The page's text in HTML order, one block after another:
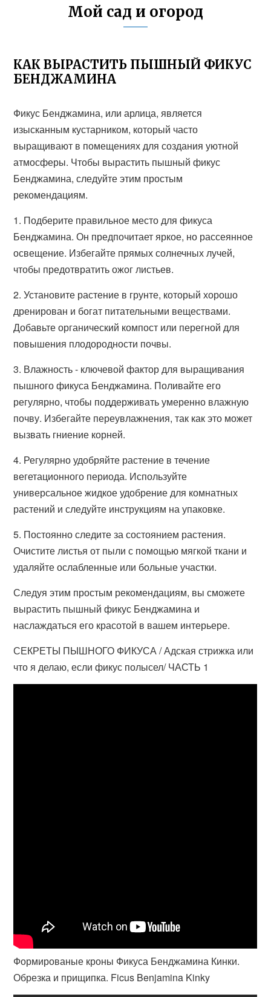
Мой сад и огород
КАК ВЫРАСТИТЬ ПЫШНЫЙ ФИКУС
БЕНДЖАМИНА
Фикус Бенджамина, или арлица, является
изысканным кустарником, который часто
выращивают в помещениях для создания уютной
атмосферы. Чтобы вырастить пышный фикус
Бенджамина, следуйте этим простым
рекомендациям.
1. Подберите правильное место для фикуса
Бенджамина. Он предпочитает яркое, но рассеянное
освещение. Избегайте прямых солнечных лучей,
чтобы предотвратить ожог листьев.
2. Установите растение в грунте, который хорошо
дренирован и богат питательными веществами.
Добавьте органический компост или перегной для
повышения плодородности почвы.
3. Влажность - ключевой фактор для выращивания
пышного фикуса Бенджамина. Поливайте его
регулярно, чтобы поддерживать умеренно влажную
почву. Избегайте переувлажнения, так как это может
вызвать гниение корней.
4. Регулярно удобряйте растение в течение
вегетационного периода. Используйте
универсальное жидкое удобрение для комнатных
растений и следуйте инструкциям на упаковке.
5. Постоянно следите за состоянием растения.
Очистите листья от пыли с помощью мягкой ткани и
удаляйте ослабленные или больные участки.
Следуя этим простым рекомендациям, вы сможете
вырастить пышный фикус Бенджамина и
наслаждаться его красотой в вашем интерьере.
СЕКРЕТЫ ПЫШНОГО ФИКУСА / Адская стрижка или
что я делаю, если фикус полысел/ ЧАСТЬ 1
Формированые кроны Фикуса Бенджамина Кинки.
Обрезка и прищипка. Ficus Benjamina Kinky